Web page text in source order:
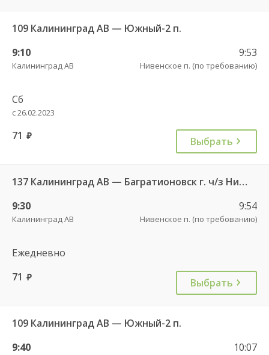
109 Калининград АВ — Южный-2 п.
9:10
Калининград АВ
9:53
Нивенское п. (по требованию)
Сб
с 26.02.2023
71 руб. Выбрать
137 Калининград АВ — Багратионовск г. ч/з Нивенское п., Славяновка п.
9:30
Калининград АВ
9:54
Нивенское п. (по требованию)
Ежедневно
71 руб. Выбрать
109 Калининград АВ — Южный-2 п.
9:40
10:07